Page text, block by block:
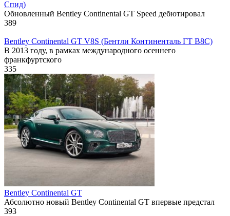
Спид)
Обновленный Bentley Continental GT Speed дебютировал
389
Bentley Continental GT V8S (Бентли Континенталь ГТ В8С)
В 2013 году, в рамках международного осеннего
франкфуртского
335
Bentley Continental GT
Абсолютно новый Bentley Continental GT впервые предстал
393